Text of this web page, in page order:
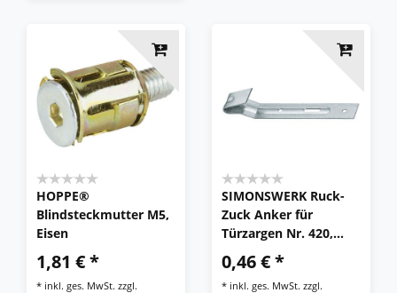
HOPPE®
Blindsteckmutter M5,
Eisen
1,81 € *
* inkl. ges. MwSt. zzgl.
SIMONSWERK Ruck-
Zuck Anker für
Türzargen Nr. 420,
0,46 € *
* inkl. ges. MwSt. zzgl.